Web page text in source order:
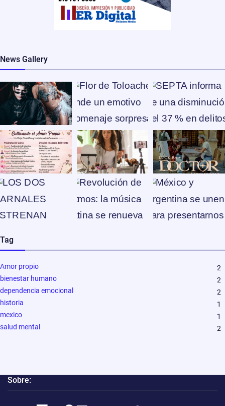
News Gallery
Tag
Amor propio
2
bienestar humano
2
dependencia emocional
2
historia
1
mexico
1
salud mental
2
Sobre: